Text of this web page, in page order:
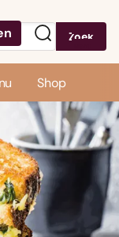
Zoek
Shop